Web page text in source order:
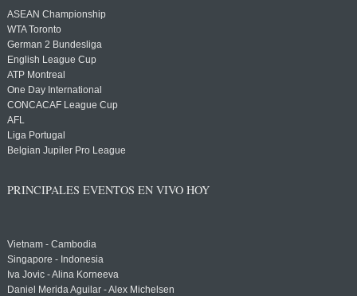
ASEAN Championship
WTA Toronto
German 2 Bundesliga
English League Cup
ATP Montreal
One Day International
CONCACAF League Cup
AFL
Liga Portugal
Belgian Jupiler Pro League
PRINCIPALES EVENTOS EN VIVO HOY
Vietnam - Cambodia
Singapore - Indonesia
Iva Jovic - Alina Korneeva
Daniel Merida Aguilar - Alex Michelsen